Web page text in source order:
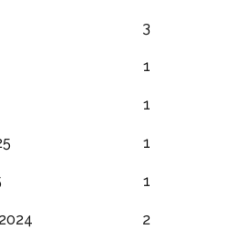
3
1
1
1
1
2